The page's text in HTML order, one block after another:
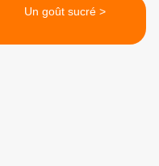
Un goût sucré >